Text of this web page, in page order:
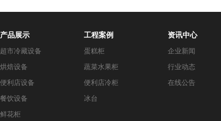
产品展示
超市冷藏设备
烘焙设备
便利店设备
餐饮设备
鲜花柜
工程案例
蛋糕柜
蔬菜水果柜
便利店冷柜
冰台
资讯中心
企业新闻
行业动态
在线公告